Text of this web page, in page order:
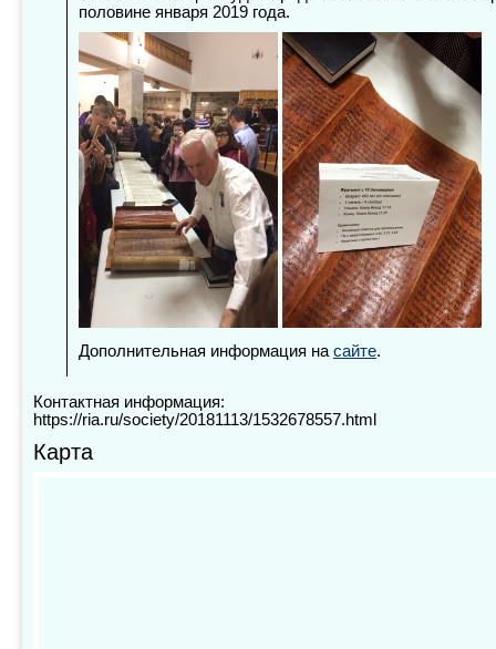
половине января 2019 года.
Дополнительная информация на сайте.
Контактная информация:
https://ria.ru/society/20181113/1532678557.html
Карта